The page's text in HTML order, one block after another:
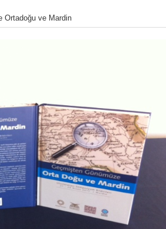
Ortadoğu ve Mardin